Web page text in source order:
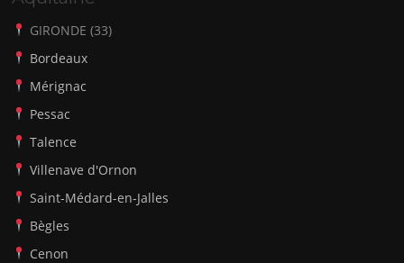
GIRONDE (33)
Bordeaux
Mérignac
Pessac
Talence
Villenave d'Ornon
Saint-Médard-en-Jalles
Bègles
Cenon